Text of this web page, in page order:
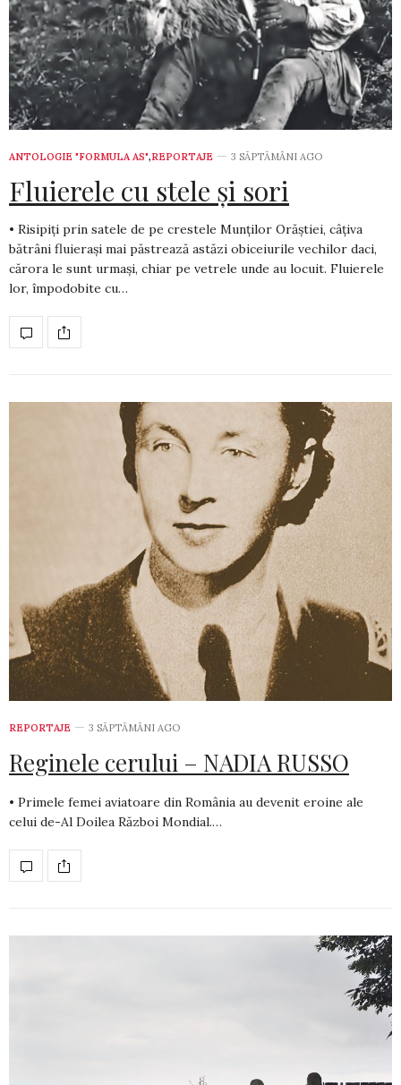
ANTOLOGIE "FORMULA AS",REPORTAJE 3 SĂPTĂMÂNI AGO
Fluierele cu stele și sori
• Risipiți prin satele de pe crestele Munților Orăștiei, câțiva
bătrâni fluierași mai păstrează astăzi obiceiurile vechilor daci,
cărora le sunt urmași, chiar pe vetrele unde au locuit. Fluierele
lor, împodobite cu…
REPORTAJE 3 SĂPTĂMÂNI AGO
Reginele cerului – NADIA RUSSO
• Primele femei aviatoare din România au devenit eroine ale
celui de-Al Doilea Război Mondial.…